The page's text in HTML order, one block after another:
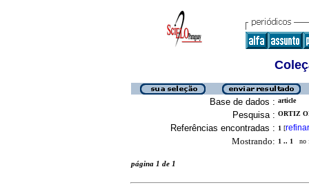
Base de dados : article
Pesquisa : ORTIZ
Referências encontradas : 1 [refinar
Mostrando: 1 .. 1 no
página 1 de 1